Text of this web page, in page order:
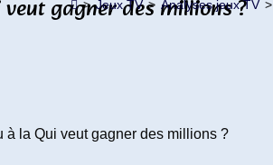
gagner des millions ?
> Jeux TV > Analyses jeux TV >